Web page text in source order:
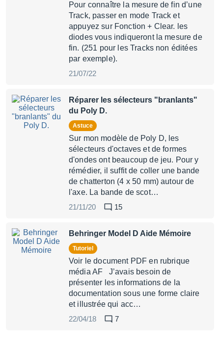
Pour connaître la mesure de fin d’une
Track, passer en mode Track et
appuyez sur Fonction + Clear. les
diodes vous indiqueront la mesure de
fin. (251 pour les Tracks non éditées
par exemple).
21/07/22
Réparer les sélecteurs "branlants"
du Poly D.
Astuce
Sur mon modèle de Poly D, les
sélecteurs d'octaves et de formes
d'ondes ont beaucoup de jeu. Pour y
rémédier, il suffit de coller une bande
de chatterton (4 x 50 mm) autour de
l'axe. La bande de scot…
21/11/20
15
Behringer Model D Aide Mémoire
Tutoriel
Voir le document PDF en rubrique
média AF J’avais besoin de
présenter les informations de la
documentation sous une forme claire
et illustrée qui acc…
22/04/18
7